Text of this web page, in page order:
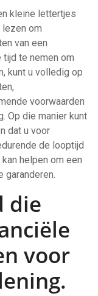
kleine lettertjes
om
van een
te nemen om
kunt u volledig op
voorwaarden
Op die manier kunt
dat u voor
de looptijd
helpen om een
garanderen.
die
voor